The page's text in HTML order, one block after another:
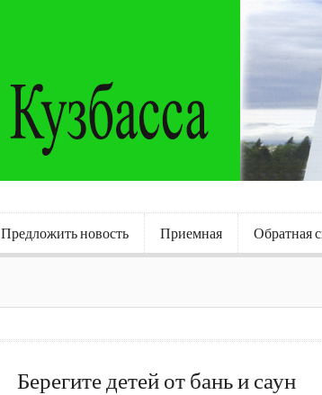
Предложить новость Приемная Обратная
Берегите детей от бань и саун